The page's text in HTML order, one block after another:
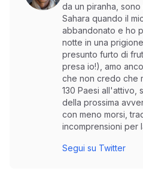
da un piranha,
Sahara quando il
abbandonato e ho
notte in una
presunto furto di
presa io!), amo
che non credo che
130 Paesi all'attivo,
della prossima
con meno morsi,
incomprensioni per
Segui su Twitter